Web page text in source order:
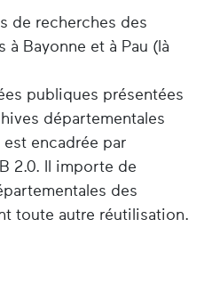
de recherches des
Bayonne et à Pau (là
publiques présentées
départementales
encadrée par
2.0. Il importe de
des
toute autre réutilisation.